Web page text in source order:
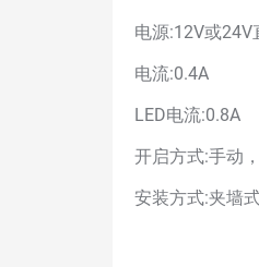
电源:12V或24V
电流:0.4A
LED电流:0.8A
开启方式:手动
安装方式:夹墙